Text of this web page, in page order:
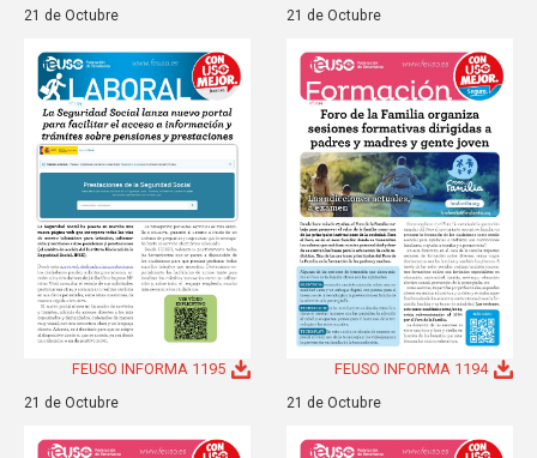
21 de Octubre
FEUSO INFORMA 1195
21 de Octubre
FEUSO INFORMA 1194
21 de Octubre 21 de Octubre